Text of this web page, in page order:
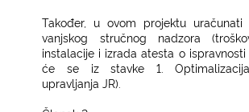
Također, u ovom projektu
vanjskog stručnog nadzora
instalacije i izrada atesta o
će se iz stavke 1.
upravljanja JR).